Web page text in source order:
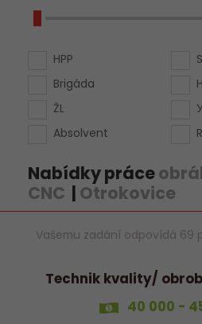
HPP
Brigáda
ŽL
Absolvent
Nabídky práce
CNC | Otrokovice
Vašemu zadání odpovídá 69
Technik kvality/
40 000 -